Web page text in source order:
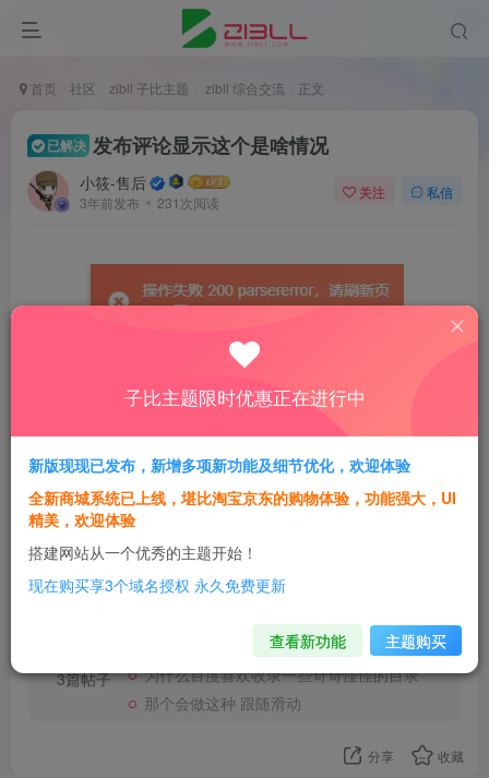
首页 社区 zibll 子比主题 zibll 综合交流 正文
已解决 发布评论显示这个是啥情况
小筱-售后
3年前发布 231次阅读
关注 私信
评分
3篇帖子
小筱-售后
这家伙很懒，什么都没有写...
为什么百度喜欢收录一些奇奇怪怪的目录
那个会做这种 跟随滑动
分享 收藏
子比主题限时优惠正在进行中
新版现现已发布，新增多项新功能及细节优化，欢迎体验
全新商城系统已上线，堪比淘宝京东的购物体验，功能强大，UI
精美，欢迎体验
搭建网站从一个优秀的主题开始！
现在购买享3个域名授权 永久免费更新
查看新功能 主题购买